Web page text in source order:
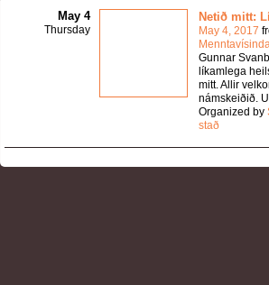
May 4
Thursday
Netið mitt:
May 4, 2017
Gunnar
líkamlega
mitt. Allir
námskeiðið.
Organized by
stað